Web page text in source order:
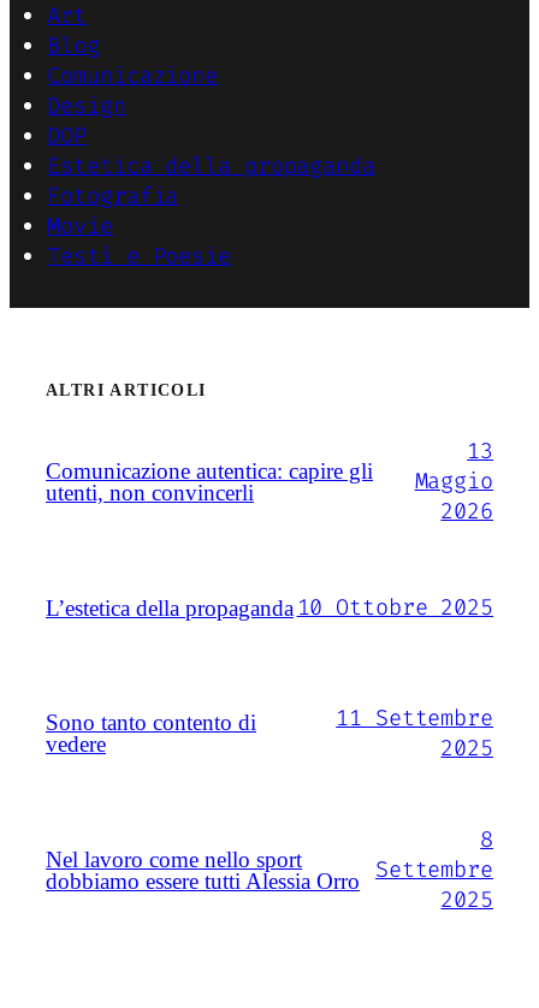
Art
Blog
Comunicazione
Design
DOP
Estetica della propaganda
Fotografia
Movie
Testi e Poesie
ALTRI ARTICOLI
Comunicazione autentica: capire gli
utenti, non convincerli
13
Maggio
2026
L’estetica della propaganda 10 Ottobre 2025
Sono tanto contento di
vedere
11 Settembre
2025
Nel lavoro come nello sport
dobbiamo essere tutti Alessia Orro
8
Settembre
2025